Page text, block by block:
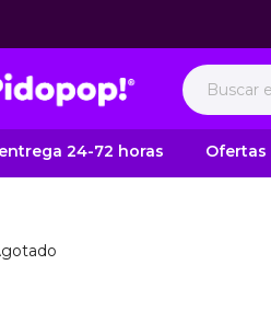
24-72 horas Ofertas